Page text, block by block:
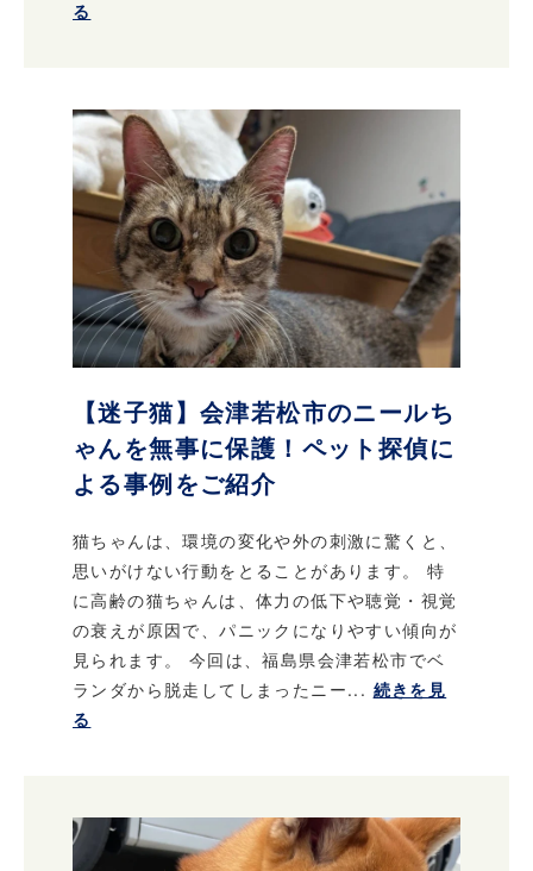
る
【迷子猫】会津若松市のニールち
ゃんを無事に保護！ペット探偵に
よる事例をご紹介
猫ちゃんは、環境の変化や外の刺激に驚くと、
思いがけない行動をとることがあります。 特
に高齢の猫ちゃんは、体力の低下や聴覚・視覚
の衰えが原因で、パニックになりやすい傾向が
見られます。 今回は、福島県会津若松市でベ
ランダから脱走してしまったニー... 続きを見
る